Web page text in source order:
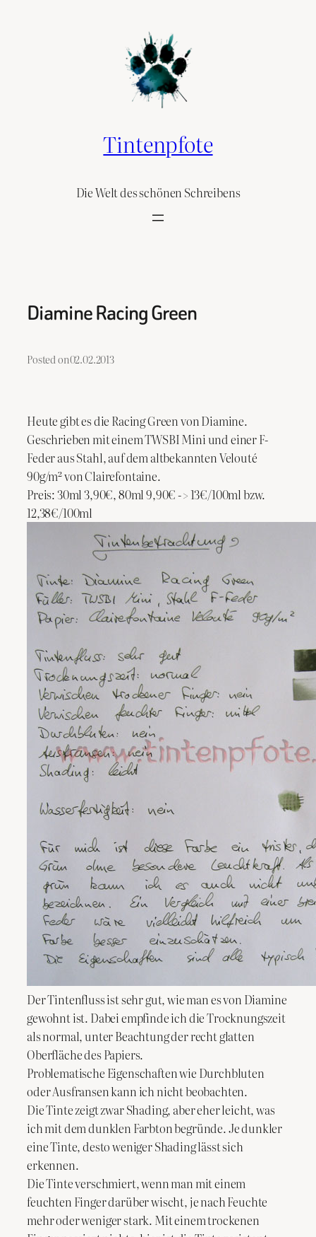
Tintenpfote
Die Welt des schönen Schreibens
Diamine Racing Green
Posted on02.02.2013
Heute gibt es die Racing Green von Diamine.
Geschrieben mit einem TWSBI Mini und einer F-
Feder aus Stahl, auf dem altbekannten Velouté
90g/m² von Clairefontaine.
Preis: 30ml 3,90€, 80ml 9,90€ -> 13€/100ml bzw.
12,38€/100ml
Der Tintenfluss ist sehr gut, wie man es von Diamine
gewohnt ist. Dabei empfinde ich die Trocknungszeit
als normal, unter Beachtung der recht glatten
Oberfläche des Papiers.
Problematische Eigenschaften wie Durchbluten
oder Ausfransen kann ich nicht beobachten.
Die Tinte zeigt zwar Shading, aber eher leicht, was
ich mit dem dunklen Farbton begründe. Je dunkler
eine Tinte, desto weniger Shading lässt sich
erkennen.
Die Tinte verschmiert, wenn man mit einem
feuchten Finger darüber wischt, je nach Feuchte
mehr oder weniger stark. Mit einem trockenen